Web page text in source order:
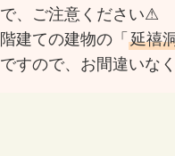
、ご注意ください⚠
階建ての建物の「延禧
すので、お間違いなく